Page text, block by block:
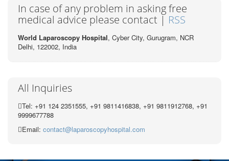
In case of any problem in asking free
medical advice please contact | RSS
World Laparoscopy Hospital, Cyber City, Gurugram, NCR
Delhi, 122002, India
All Inquiries
Tel: +91 124 2351555, +91 9811416838, +91 9811912768, +91
9999677788
Email: contact@laparoscopyhospital.com